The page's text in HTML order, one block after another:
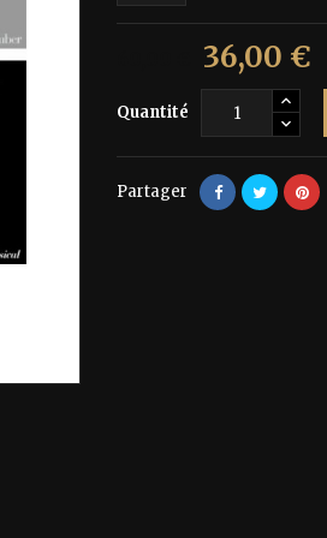
36,00 €
Quantité
Partager